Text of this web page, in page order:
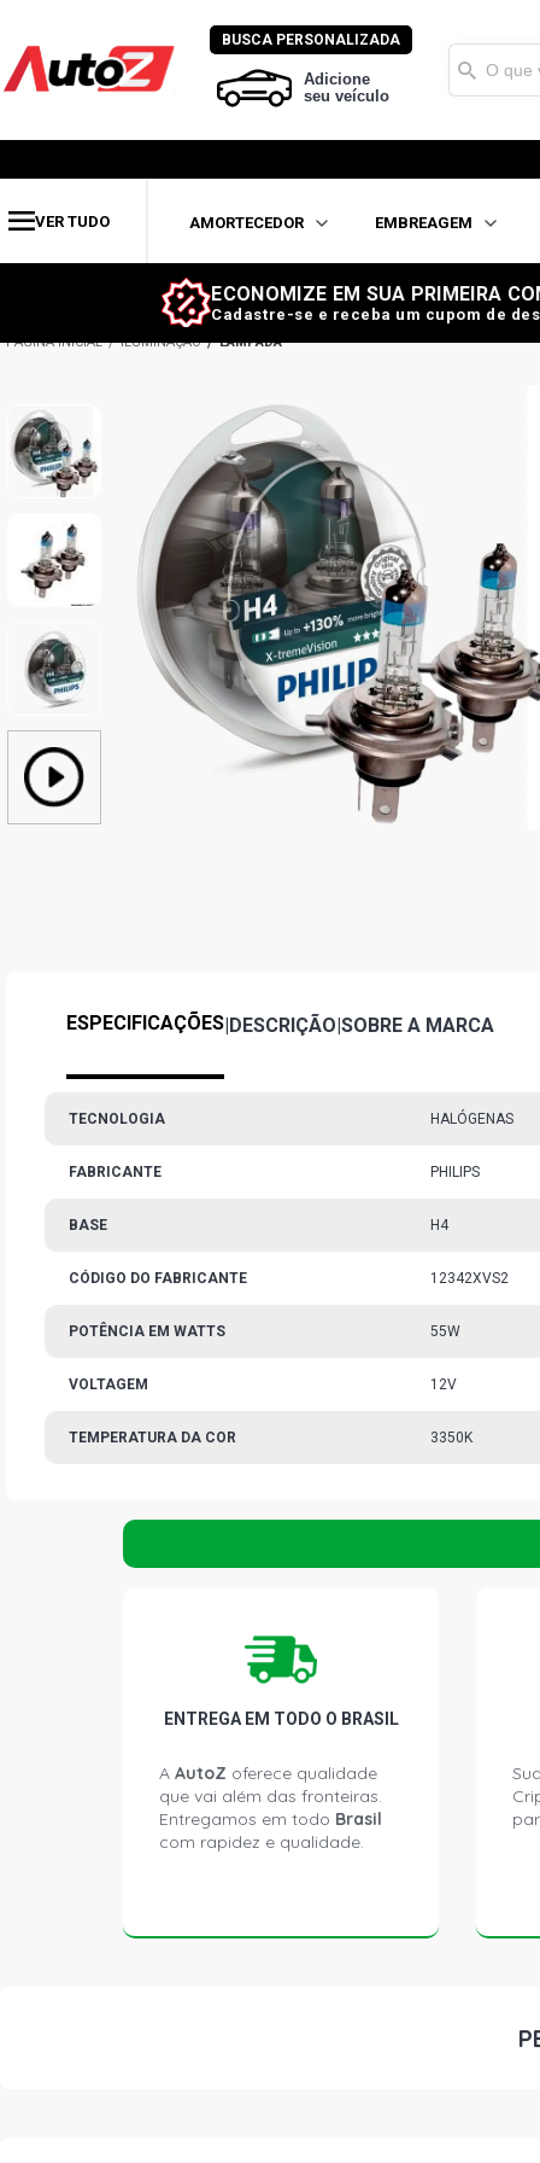
BUSCA PERSONALIZADA
Adicione
seu veículo
VER TUDO AMORTECEDOR EMBREAGEM
ECONOMIZE EM SUA PRIMEIRA
Cadastre-se e receba um cupom de
ILUMINAÇÃO LÂMPADA
ESPECIFICAÇÕES|DESCRIÇÃO|SOBRE A MARCA
TECNOLOGIA HALÓGENAS
FABRICANTE PHILIPS
BASE H4
CÓDIGO DO FABRICANTE 12342XVS2
POTÊNCIA EM WATTS 55W
VOLTAGEM 12V
TEMPERATURA DA COR 3350K
ENTREGA EM TODO O BRASIL
A AutoZ oferece qualidade
que vai além das fronteiras.
Entregamos em todo Brasil
com rapidez e qualidade.